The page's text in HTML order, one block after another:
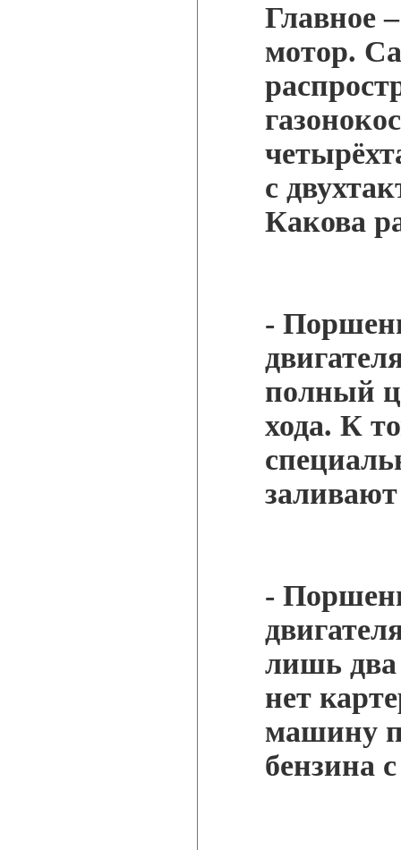
Главное
мотор.
с
Какова
-
полный
хода. К
-
лишь два
нет
машину
бензина